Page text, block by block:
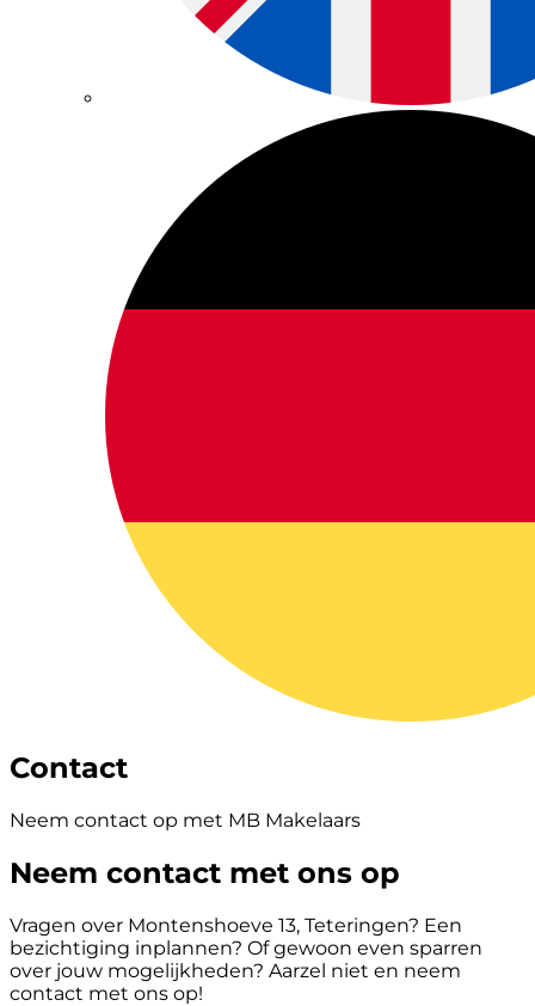
Contact
Neem contact op met MB Makelaars
Neem contact met ons op
Vragen over Montenshoeve 13, Teteringen? Een
bezichtiging inplannen? Of gewoon even sparren
over jouw mogelijkheden? Aarzel niet en neem
contact met ons op!